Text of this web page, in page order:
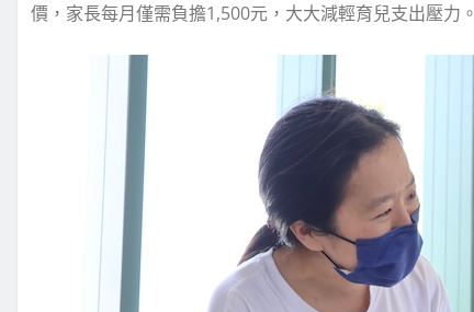
價，家長每月僅需負擔1,500元，大大減輕育兒支出壓力。